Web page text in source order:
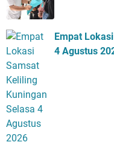
Empat
4 Agustus